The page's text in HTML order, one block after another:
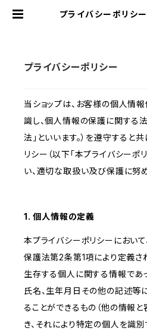
プライバシーポリシ
プライバシーポリシー
当ショップは、お客様の個人情
識し、個人情報の保護に関する
法」といいます。）を遵守すると
リシー（以下「本プライバシーポ
い、適切な取扱い及び保護に努め
1. 個人情報の定義
本プライバシーポリシーにおい
保護法第2条第1項により定義さ
生存する個人に関する情報であ
氏名、生年月日その他の記述等
ることができるもの（他の情報
き、それにより特定の個人を識